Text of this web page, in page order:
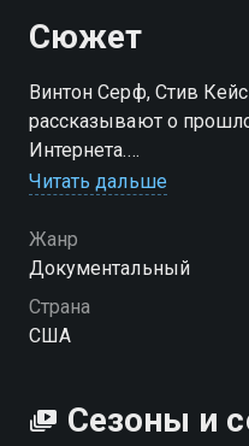
Сюжет
Винтон Серф, Стив
рассказывают о
Интернета.
вы можете совершенно
качестве на Смотрёшке
Читать дальше
Жанр
Документальный
Страна
США
Сезоны и